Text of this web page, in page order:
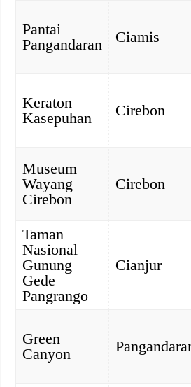
Pantai
Pangandaran
Ciamis
Keraton
Kasepuhan
Cirebon
Museum
Wayang
Cirebon
Cirebon
Taman
Nasional
Gunung
Gede
Pangrango
Cianjur
Green
Canyon